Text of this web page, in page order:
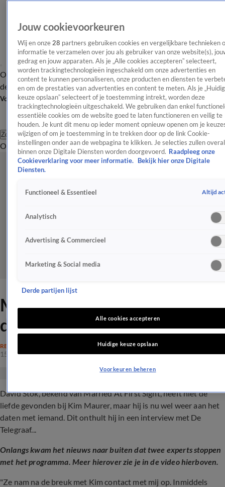
OverzichtAfleveringen Entertainment TV Algemeen
Tip
de redactieNieuwsbrief
Volg Shownieuws
Zoeken
OverzichtEntertainmentSpraakmakendRealityCrimeVideo's
MAFS-David is weer aan het
daten
REALITY
15 apr 2024, 14:37
David Stok, bekend van Married At First Sight, heeft niet de
liefde gevonden bij Kim Maurer, maar hij is nu wel weer aan het
daten met iemand. Dit onthult hij in een interview met De
Telegraaf...
Onlangs kwam het nieuws naar buiten dat twee experts stoppen
met het programma. Meer hierover zie je in de video hierboven.
"Ze nam na de breuk met Kim contact met mij op. Inmiddels
Jouw cookievoorkeuren
Wij en onze 28 partners gebruiken cookies en vergelijkbare technieken
informatie te verzamelen over jou als gebruiker van onze website(s),
gedrag en jouw apparaten. Als je „Alle cookies accepteren” selecteert,
worden trackingtechnologieën ingeschakeld om onze advertenties en
content te kunnen personaliseren, onze producten en diensten te
en om de prestaties van advertenties en content te meten. Als je
keuze opslaan” selecteert of je toestemming intrekt, worden deze
trackingtechnologieën uitgeschakeld. We gebruiken dan enkel
essentiële cookies om de website goed te laten functioneren en veilig te
houden. Je kunt dit menu op ieder moment opnieuw openen om je
wijzigen of om je toestemming in te trekken door op de link Cookie-
instellingen onder aan de webpagina te klikken. Je selecties zullen overal
binnen onze Digitale Diensten worden doorgevoerd. Raadpleeg onze
Cookieverklaring voor meer informatie.
Bekijk hier onze Digitale
Diensten.
Functioneel & Essentieel Altijd
Analytisch
Advertising & Commercieel
Marketing & Social media
Derde partijen lijst
Alle cookies accepteren
Huidige keuze opslaan
Voorkeuren beheren